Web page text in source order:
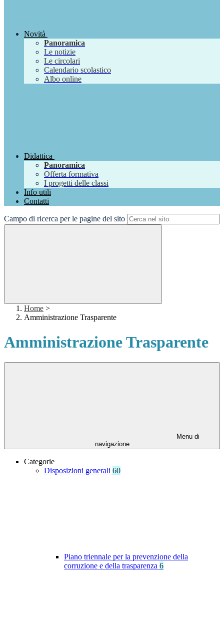
Novità
Panoramica
Le notizie
Le circolari
Calendario scolastico
Albo online
Didattica
Panoramica
Offerta formativa
I progetti delle classi
Info utili
Contatti
Campo di ricerca per le pagine del sito
Home >
Amministrazione Trasparente
Amministrazione Trasparente
Menu di
navigazione
Categorie
Disposizioni generali 60
Piano triennale per la prevenzione della
corruzione e della trasparenza 6